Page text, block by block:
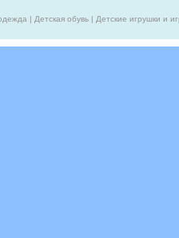
| Детская обувь | Детские игрушки